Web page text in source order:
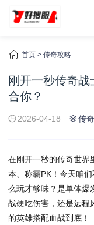
首页 > 传奇攻略
刚开一秒传奇
合你？
2026-04-18 传
在刚开一秒的传奇世界
本、称霸PK！今天咱
么玩才够味？是单体爆
战硬吃伤害，还是远程
的英雄搭配血战到底！